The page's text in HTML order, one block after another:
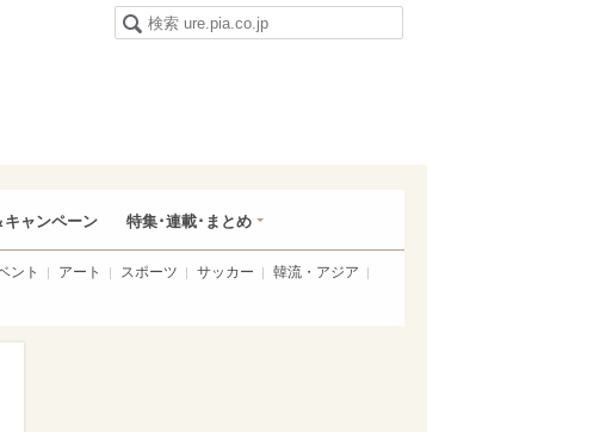
キャンペーン 特集･連載･まとめ
ント アート スポーツ サッカー
韓流・アジア